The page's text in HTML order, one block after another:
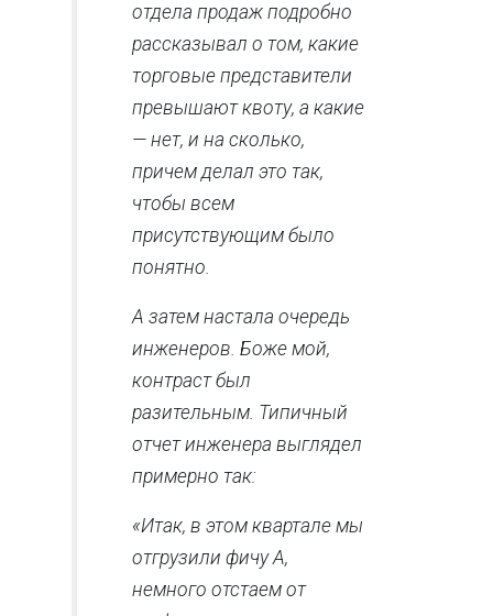
отдела продаж подробно
рассказывал о том, какие
торговые представители
превышают квоту, а какие
— нет, и на сколько,
причем делал это так,
чтобы всем
присутствующим было
понятно.
А затем настала очередь
инженеров. Боже мой,
контраст был
разительным. Типичный
отчет инженера выглядел
примерно так:
«Итак, в этом квартале мы
отгрузили фичу А,
немного отстаем от